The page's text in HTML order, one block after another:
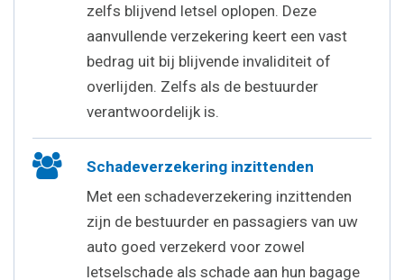
zelfs blijvend letsel oplopen. Deze
aanvullende verzekering keert een vast
bedrag uit bij blijvende invaliditeit of
overlijden. Zelfs als de bestuurder
verantwoordelijk is.
Schadeverzekering inzittenden
Met een schadeverzekering inzittenden
zijn de bestuurder en passagiers van uw
auto goed verzekerd voor zowel
letselschade als schade aan hun bagage